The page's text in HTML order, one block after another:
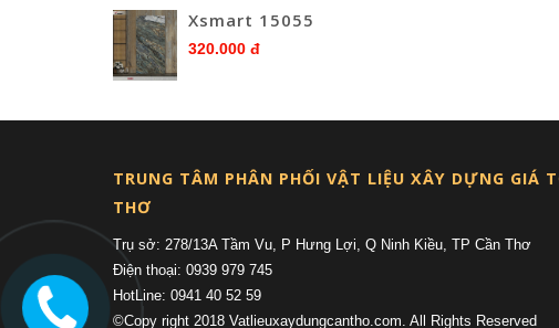
Xsmart 15055
320.000 đ
TRUNG TÂM PHÂN PHỐI VẬT LIỆU XÂY DỰNG GIÁ
THƠ
Trụ sở: 278/13A Tầm Vu, P Hưng Lợi, Q Ninh Kiều, TP Cần Thơ
Điện thoại: 0939 979 745
HotLine: 0941 40 52 59
©Copy right 2018 Vatlieuxaydungcantho.com. All Rights Reserved